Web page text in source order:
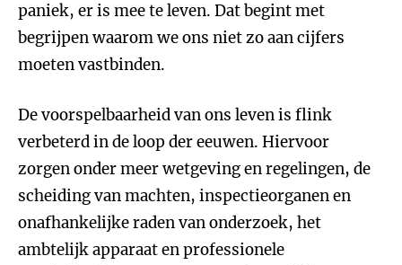
paniek, er is mee te leven. Dat begint met
begrijpen waarom we ons niet zo aan cijfers
moeten vastbinden.
De voorspelbaarheid van ons leven is flink
verbeterd in de loop der eeuwen. Hiervoor
zorgen onder meer wetgeving en regelingen, de
scheiding van machten, inspectieorganen en
onafhankelijke raden van onderzoek, het
ambtelijk apparaat en professionele